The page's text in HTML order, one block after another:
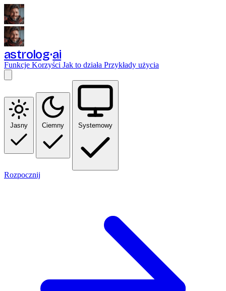
astrolog ai
Funkcje Korzyści Jak to działa Przykłady użycia
Jasny Ciemny Systemowy
Rozpocznij